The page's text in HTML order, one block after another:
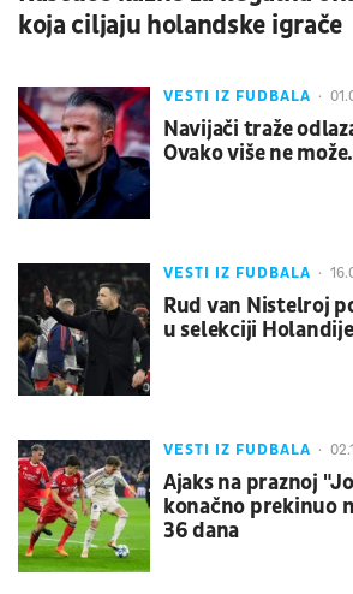
koja ciljaju holandske igrače
VESTI IZ FUDBALA
Navijači traže
Ovako više ne
VESTI IZ FUDBALA
Rud van Nistelroj
u selekciji Holandije
VESTI IZ FUDBALA
Ajaks na praznoj
konačno prekinuo
36 dana